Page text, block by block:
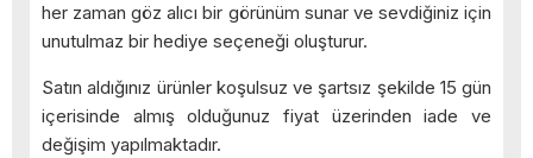
her zaman göz alıcı bir görünüm sunar ve sevdiğiniz için
unutulmaz bir hediye seçeneği oluşturur.
Satın aldığınız ürünler koşulsuz ve şartsız şekilde 15 gün
içerisinde almış olduğunuz fiyat üzerinden iade ve
değişim yapılmaktadır.